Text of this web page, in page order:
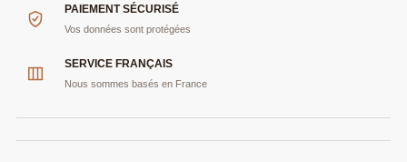
PAIEMENT SÉCURISÉ
Vos données sont protégées
SERVICE FRANÇAIS
Nous sommes basés en France